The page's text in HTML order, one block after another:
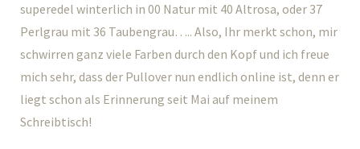
superedel winterlich in 00 Natur mit 40 Altrosa, oder 37
Perlgrau mit 36 Taubengrau….. Also, Ihr merkt schon, mir
schwirren ganz viele Farben durch den Kopf und ich freue
mich sehr, dass der Pullover nun endlich online ist, denn er
liegt schon als Erinnerung seit Mai auf meinem
Schreibtisch!